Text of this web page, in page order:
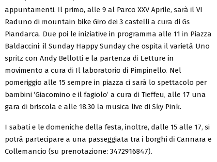
appuntamenti. Il primo, alle 9 al Parco XXV Aprile, sarà il VI
Raduno di mountain bike Giro dei 3 castelli a cura di Gs
Piandarca. Due poi le iniziative in programma alle 11 in Piazza
Baldaccini: il Sunday Happy Sunday che ospita il varietà Uno
spritz con Andy Bellotti e la partenza di Letture in
movimento a cura di Il laboratorio di Pimpinello. Nel
pomeriggio alle 15 sempre in piazza ci sarà lo spettacolo per
bambini ‘Giacomino e il fagiolo’ a cura di Tieffeu, alle 17 una
gara di briscola e alle 18.30 la musica live di Sky Pink.
I sabati e le domeniche della festa, inoltre, dalle 15 alle 17, si
potrà partecipare a una passeggiata tra i borghi di Cannara e
Collemancio (su prenotazione: 3472916847).